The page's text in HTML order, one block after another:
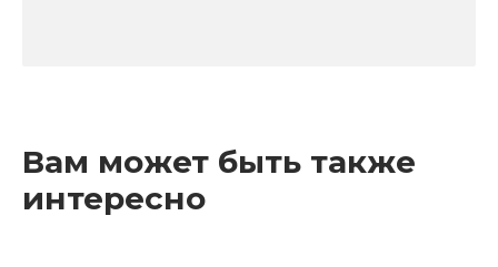
Вам может быть также
интересно